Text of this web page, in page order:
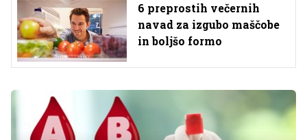
6 preprostih večernih
navad za izgubo maščobe
in boljšo formo